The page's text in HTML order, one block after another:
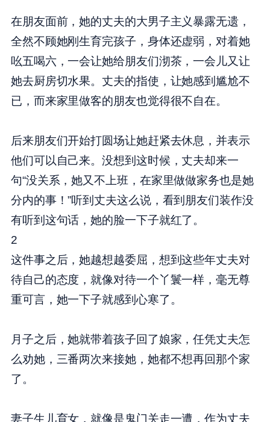
在朋友面前，她的丈夫的大男子主义暴露无遗，
全然不顾她刚生育完孩子，身体还虚弱，对着她
吆五喝六，一会让她给朋友们沏茶，一会儿又让
她去厨房切水果。丈夫的指使，让她感到尴尬不
已，而来家里做客的朋友也觉得很不自在。
后来朋友们开始打圆场让她赶紧去休息，并表示
他们可以自己来。没想到这时候，丈夫却来一
句“没关系，她又不上班，在家里做做家务也是她
分内的事！”听到丈夫这么说，看到朋友们装作没
有听到这句话，她的脸一下子就红了。
2
这件事之后，她越想越委屈，想到这些年丈夫对
待自己的态度，就像对待一个丫鬟一样，毫无尊
重可言，她一下子就感到心寒了。
月子之后，她就带着孩子回了娘家，任凭丈夫怎
么劝她，三番两次来接她，她都不想再回那个家
了。
妻子生儿育女，就像是鬼门关走一遭，作为丈夫